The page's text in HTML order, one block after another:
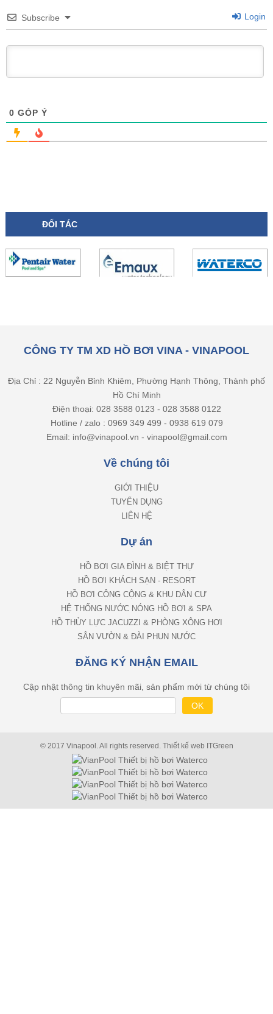
Subscribe Login
0 GÓP Ý
ĐỐI TÁC
CÔNG TY TM XD HỒ BƠI VINA - VINAPOOL
Địa Chỉ : 22 Nguyễn Bỉnh Khiêm, Phường Hạnh Thông, Thành phố
Hồ Chí Minh
Điện thoại: 028 3588 0123 - 028 3588 0122
Hotline / zalo : 0969 349 499 - 0938 619 079
Email: info@vinapool.vn - vinapool@gmail.com
Về chúng tôi
GIỚI THIỆU
TUYỂN DỤNG
LIÊN HỆ
Dự án
HỒ BƠI GIA ĐÌNH & BIỆT THỰ
HỒ BƠI KHÁCH SẠN - RESORT
HỒ BƠI CÔNG CỘNG & KHU DÂN CƯ
HỆ THỐNG NƯỚC NÓNG HỒ BƠI & SPA
HỒ THỦY LỰC JACUZZI & PHÒNG XÔNG HƠI
SÂN VƯỜN & ĐÀI PHUN NƯỚC
ĐĂNG KÝ NHẬN EMAIL
Cập nhật thông tin khuyên mãi, sản phẩm mới từ chúng tôi
© 2017 Vinapool. All rights reserved. Thiết kế web ITGreen